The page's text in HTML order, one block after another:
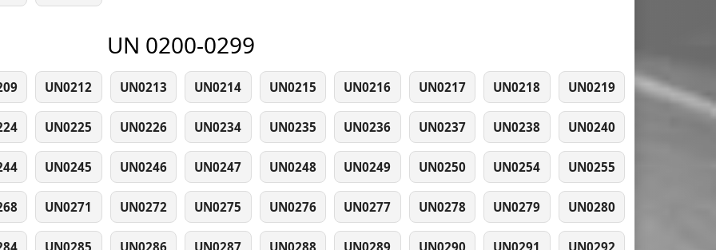
UN 0200-0299
UN0212 UN0213 UN0214 UN0215 UN0216 UN0217 UN0218 UN0219
UN0225 UN0226 UN0234 UN0235 UN0236 UN0237 UN0238 UN0240
UN0245 UN0246 UN0247 UN0248 UN0249 UN0250 UN0254 UN0255
UN0271 UN0272 UN0275 UN0276 UN0277 UN0278 UN0279 UN0280